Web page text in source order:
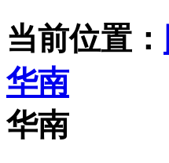
当前位置：
华南
华南